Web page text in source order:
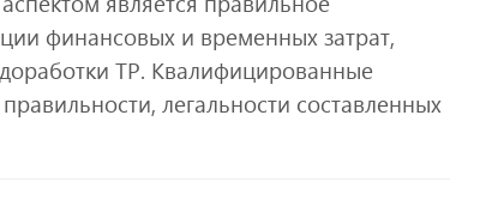
финансовых и временных затрат,
доработки ТР. Квалифицированные
легальности составленных